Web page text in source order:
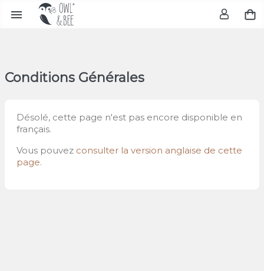

Conditions Générales
Désolé, cette page n'est pas encore disponible en
français.
Vous pouvez consulter la version anglaise de cette
page.